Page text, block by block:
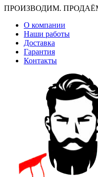
ПРОИЗВОДИМ.
О компании
Наши работы
Доставка
Гарантия
Контакты